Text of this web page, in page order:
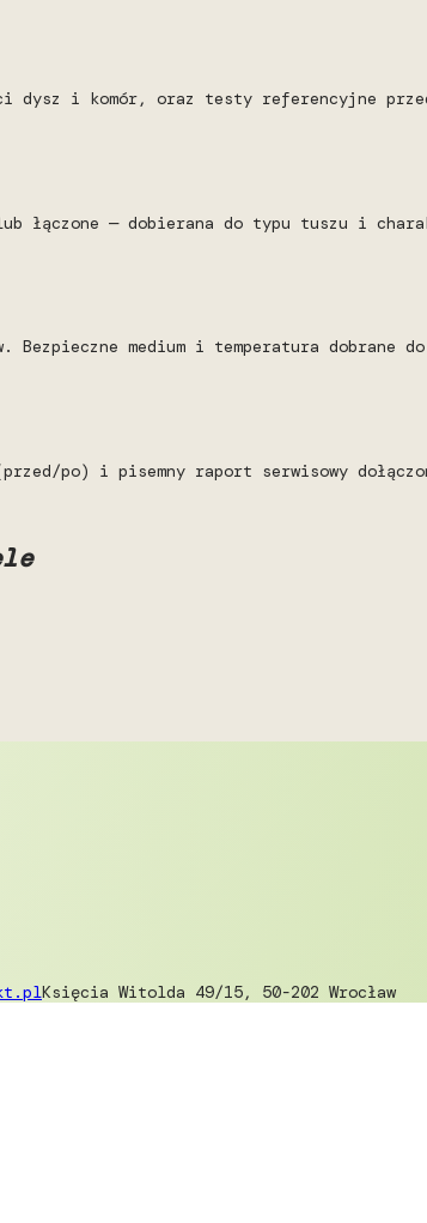
dysz i komór, oraz testy referencyjne
— dobierana do typu tuszu i
Bezpieczne medium i temperatura dobrane
po) i pisemny raport serwisowy
Księcia Witolda 49/15, 50-202 Wrocław